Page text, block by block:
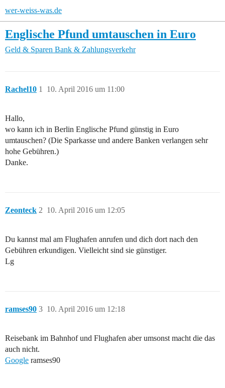
wer-weiss-was.de
Englische Pfund umtauschen in Euro
Geld & Sparen Bank & Zahlungsverkehr
Rachel10 10. April 2016 um 11:00
1
Hallo,
wo kann ich in Berlin Englische Pfund günstig in Euro
umtauschen? (Die Sparkasse und andere Banken verlangen sehr
hohe Gebühren.)
Danke.
Zeonteck 10. April 2016 um 12:05
2
Du kannst mal am Flughafen anrufen und dich dort nach den
Gebühren erkundigen. Vielleicht sind sie günstiger.
Lg
ramses90 10. April 2016 um 12:18
3
Reisebank im Bahnhof und Flughafen aber umsonst macht die das
auch nicht.
Google ramses90